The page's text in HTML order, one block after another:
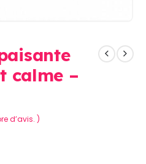
calme –
d’avis. )